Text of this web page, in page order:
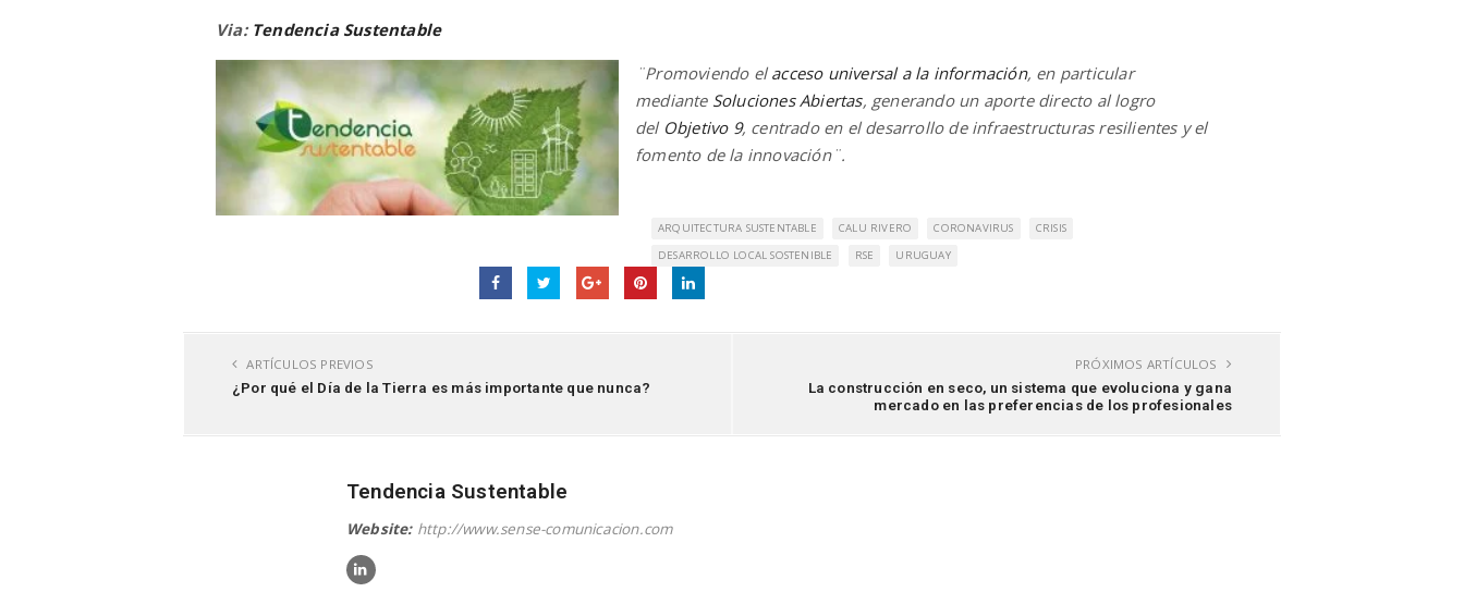
Via: Tendencia Sustentable
¨Promoviendo el acceso universal a la información, en particular
mediante Soluciones Abiertas, generando un aporte directo al logro
del Objetivo 9, centrado en el desarrollo de infraestructuras resilientes y el
fomento de la innovación¨.
ARQUITECTURA SUSTENTABLE CALU RIVERO CORONAVIRUS
CRISIS
DESARROLLO LOCAL SOSTENIBLE
RSE URUGUAY
ARTÍCULOS PREVIOS
¿Por qué el Día de la Tierra es más importante que nunca?
PRÓXIMOS ARTÍCULOS
La construcción en seco, un sistema que evoluciona y gana
mercado en las preferencias de los profesionales
Tendencia Sustentable
Website: http://www.sense-comunicacion.com